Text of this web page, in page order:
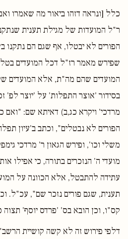
כלל [ונראה דזהו ביאור מה שאמרו
ר"ל המועדות של מגילת תענית
הפורים לא יבטלו, אף שגם הם נתקנו
שפירש מאמר רז"ל דכל המועדים
המועדים שהם מה"ת, אלא המועדים
בסידור 'אוצר התפלות' על 'יוצר לפ'
מרדכי' ויקרא כג,ב) דאיתא שם: "ואם
הפורים לא נבטלים", וכתב ב'עיון
משלי וכו', ופירש הגאון ר' מרדכי
מועדי ה' הנזכרים בתורה, כי אפילו
עתידה להתבטל, אלא הכוונה על
תענית, שגם פורים נזכר שם", עכ"ל.
קס"ו, וכן הובא בס' 'פרדס יוסף' תצוה
דלפי פירוש זה לא קשה קושיית